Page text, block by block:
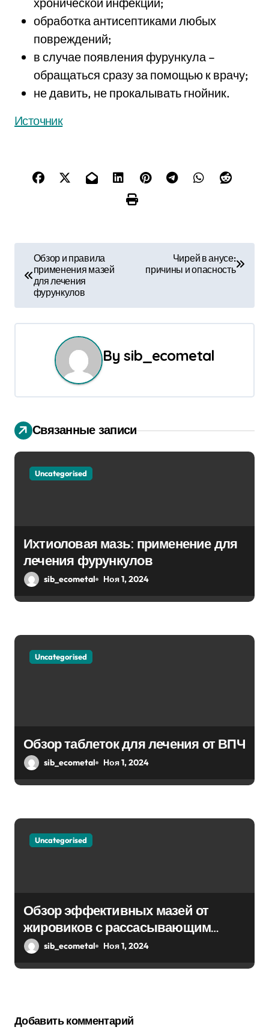
обработка антисептиками любых
повреждений;
в случае появления фурункула –
обращаться сразу за помощью к врачу;
не давить, не прокалывать гнойник.
Источник
в
и
ц
и
я
п
и
Обзор и правила
применения мазей
для лечения
фурункулов
Чирей в анусе:
причины и опасность
Bysib_ecometal
Связанные записи
Uncategorised
Ихтиоловая мазь: применение для
лечения фурункулов
sib_ecometal Ноя 1, 2024
Uncategorised
Обзор таблеток для лечения от ВПЧ
sib_ecometal Ноя 1, 2024
Uncategorised
Обзор эффективных мазей от
жировиков с рассасывающим
эффектом
sib_ecometal Ноя 1, 2024
Добавить комментарий